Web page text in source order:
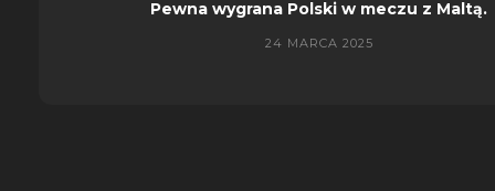
Pewna wygrana Polski w meczu z Maltą.
24 MARCA 2025